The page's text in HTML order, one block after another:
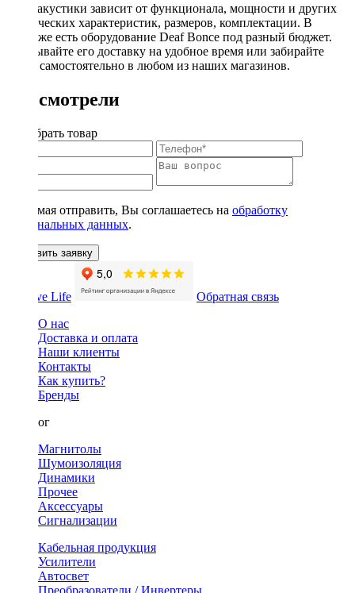
Цена акустики зависит от функционала, мощности и других
технических характеристик, размеров, комплектации. В
продаже есть оборудование Deaf Bonce под разный бюджет.
Заказывайте его доставку на удобное время или забирайте
товар самостоятельно в любом из наших магазинов.
Вы смотрели
Подобрать товар
Нажимая отправить, Вы соглашаетесь на обработку
персональных данных.
Оставить заявку
Обратная связь
О нас
Доставка и оплата
Наши клиенты
Контакты
Как купить?
Бренды
Каталог
Магнитолы
Шумоизоляция
Динамики
Прочее
Аксессуары
Сигнализации
Кабельная продукция
Усилители
Автосвет
Преобразователи / Инвертеры